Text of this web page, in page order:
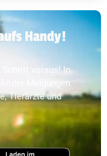
Handy!
voraus! In
Meldungen
Tierärzte und